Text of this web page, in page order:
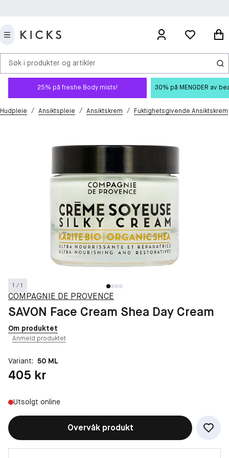
Søk i produkter og artikler
25% på freshe Body mists! 30% på MENGDER av
Hudpleie / Ansiktspleie / Ansiktskrem / Fuktighetsgivende Ansiktskrem
1 / 1
COMPAGNIE DE PROVENCE
SAVON Face Cream Shea Day Cream
Om produktet
Anmeld produktet
Variant: 50 ML
Pris: 405 kr
405 kr
Utsolgt online
Overvåk produkt